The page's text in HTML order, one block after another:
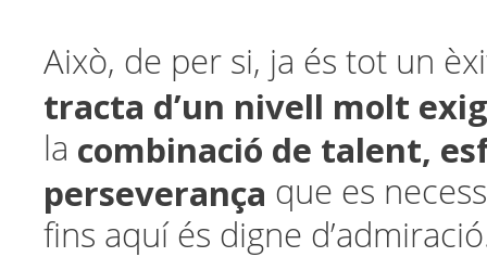
Això, de per si, ja és tot un
tracta d’un nivell molt
la combinació de talent,
perseverança que es
fins aquí és digne